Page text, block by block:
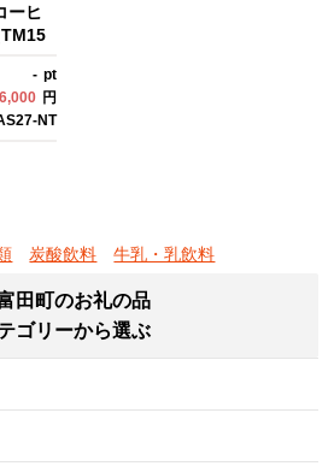
ーヒ
- pt
円
NT
炭酸飲料 牛乳・乳飲料
富田町のお礼の品
ゴリーから選ぶ